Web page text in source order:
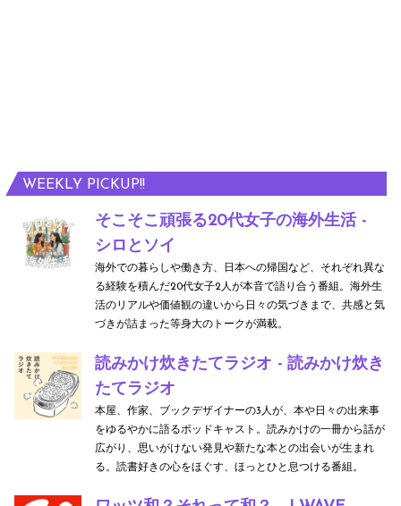
WEEKLY PICKUP!!
そこそこ頑張る20代女子の海外生活 -
シロとソイ
海外での暮らしや働き方、日本への帰国など、それぞれ異な
る経験を積んだ20代女子2人が本音で語り合う番組。海外生
活のリアルや価値観の違いから日々の気づきまで、共感と気
づきが詰まった等身大のトークが満載。
読みかけ炊きたてラジオ - 読みかけ炊き
たてラジオ
本屋、作家、ブックデザイナーの3人が、本や日々の出来事
をゆるやかに語るポッドキャスト。読みかけの一冊から話が
広がり、思いがけない発見や新たな本との出会いが生まれ
る。読書好きの心をほぐす、ほっとひと息つける番組。